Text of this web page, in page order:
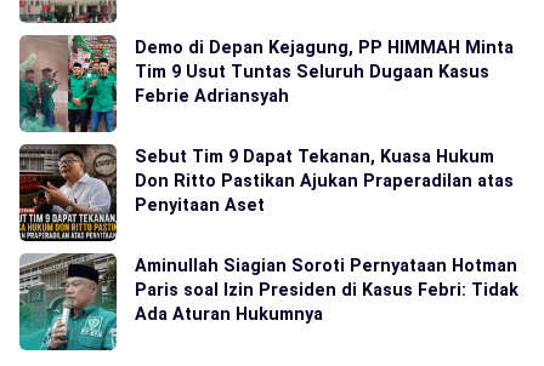
Demo di Depan Kejagung, PP HIMMAH Minta
Tim 9 Usut Tuntas Seluruh Dugaan Kasus
Febrie Adriansyah
Sebut Tim 9 Dapat Tekanan, Kuasa Hukum
Don Ritto Pastikan Ajukan Praperadilan atas
Penyitaan Aset
Aminullah Siagian Soroti Pernyataan Hotman
Paris soal Izin Presiden di Kasus Febri: Tidak
Ada Aturan Hukumnya